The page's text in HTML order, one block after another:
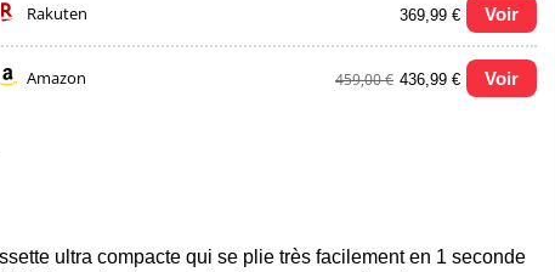
Rakuten 369,99 € Voir
Amazon 459,00 € 436,99 € Voir
ultra compacte qui se plie très facilement en 1 seconde